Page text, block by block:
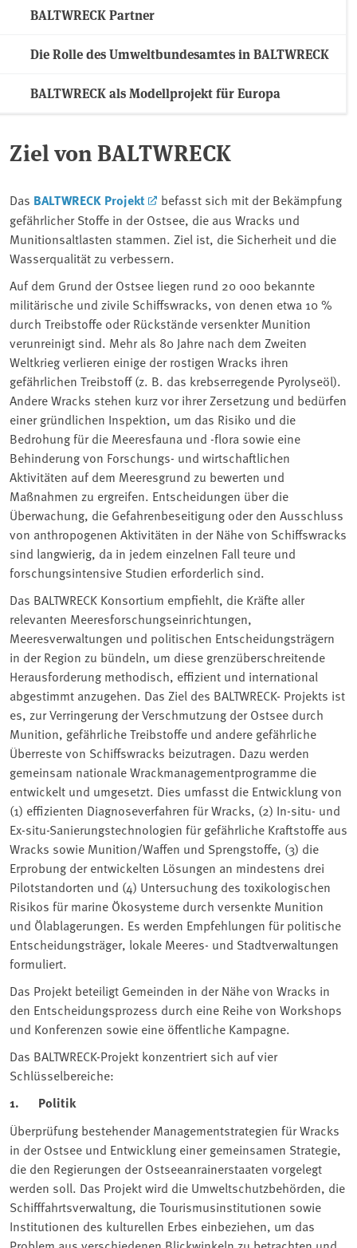
BALTWRECK Partner
Die Rolle des Umweltbundesamtes in BALTWRECK
BALTWRECK als Modellprojekt für Europa
Ziel von BALTWRECK
Das BALTWRECK Projekt
befasst sich mit der Bekämpfung
gefährlicher Stoffe in der Ostsee, die aus Wracks und
Munitionsaltlasten stammen. Ziel ist, die Sicherheit und die
Wasserqualität zu verbessern.
Auf dem Grund der Ostsee liegen rund 20 000 bekannte
militärische und zivile Schiffswracks, von denen etwa 10 %
durch Treibstoffe oder Rückstände versenkter Munition
verunreinigt sind. Mehr als 80 Jahre nach dem Zweiten
Weltkrieg verlieren einige der rostigen Wracks ihren
gefährlichen Treibstoff (z. B. das krebserregende Pyrolyseöl).
Andere Wracks stehen kurz vor ihrer Zersetzung und bedürfen
einer gründlichen Inspektion, um das Risiko und die
Bedrohung für die Meeresfauna und -flora sowie eine
Behinderung von Forschungs- und wirtschaftlichen
Aktivitäten auf dem Meeresgrund zu bewerten und
Maßnahmen zu ergreifen. Entscheidungen über die
Überwachung, die Gefahrenbeseitigung oder den Ausschluss
von anthropogenen Aktivitäten in der Nähe von Schiffswracks
sind langwierig, da in jedem einzelnen Fall teure und
forschungsintensive Studien erforderlich sind.
Das BALTWRECK Konsortium empfiehlt, die Kräfte aller
relevanten Meeresforschungseinrichtungen,
Meeresverwaltungen und politischen Entscheidungsträgern
in der Region zu bündeln, um diese grenzüberschreitende
Herausforderung methodisch, effizient und international
abgestimmt anzugehen. Das Ziel des BALTWRECK- Projekts ist
es, zur Verringerung der Verschmutzung der Ostsee durch
Munition, gefährliche Treibstoffe und andere gefährliche
Überreste von Schiffswracks beizutragen. Dazu werden
gemeinsam nationale Wrackmanagementprogramme die
entwickelt und umgesetzt. Dies umfasst die Entwicklung von
(1) effizienten Diagnoseverfahren für Wracks, (2) In-situ- und
Ex-situ-Sanierungstechnologien für gefährliche Kraftstoffe aus
Wracks sowie Munition/Waffen und Sprengstoffe, (3) die
Erprobung der entwickelten Lösungen an mindestens drei
Pilotstandorten und (4) Untersuchung des toxikologischen
Risikos für marine Ökosysteme durch versenkte Munition
und Ölablagerungen. Es werden Empfehlungen für politische
Entscheidungsträger, lokale Meeres- und Stadtverwaltungen
formuliert.
Das Projekt beteiligt Gemeinden in der Nähe von Wracks in
den Entscheidungsprozess durch eine Reihe von Workshops
und Konferenzen sowie eine öffentliche Kampagne.
Das BALTWRECK-Projekt konzentriert sich auf vier
Schlüsselbereiche:
1. Politik
Überprüfung bestehender Managementstrategien für Wracks
in der Ostsee und Entwicklung einer gemeinsamen Strategie,
die den Regierungen der Ostseeanrainerstaaten vorgelegt
werden soll. Das Projekt wird die Umweltschutzbehörden, die
Schifffahrtsverwaltung, die Tourismusinstitutionen sowie
Institutionen des kulturellen Erbes einbeziehen, um das
Problem aus verschiedenen Blickwinkeln zu betrachten und